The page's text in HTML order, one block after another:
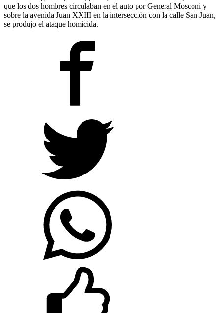
que los dos hombres circulaban en el auto por General Mosconi y
sobre la avenida Juan XXIII en la intersección con la calle San Juan,
se produjo el ataque homicida.